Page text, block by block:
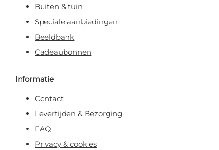
Buiten & tuin
Speciale aanbiedingen
Beeldbank
Cadeaubonnen
Informatie
Contact
Levertijden & Bezorging
FAQ
Privacy & cookies